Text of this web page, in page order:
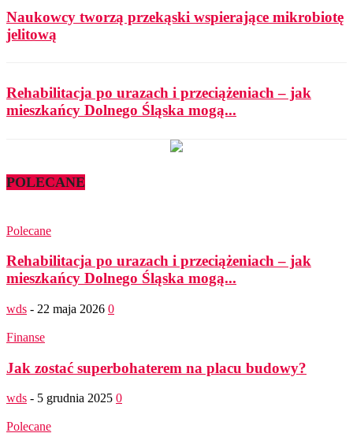
Naukowcy tworzą przekąski wspierające mikrobiotę
jelitową
Rehabilitacja po urazach i przeciążeniach – jak
mieszkańcy Dolnego Śląska mogą...
POLECANE
Polecane
Rehabilitacja po urazach i przeciążeniach – jak
mieszkańcy Dolnego Śląska mogą...
wds - 22 maja 2026 0
Finanse
Jak zostać superbohaterem na placu budowy?
wds - 5 grudnia 2025 0
Polecane